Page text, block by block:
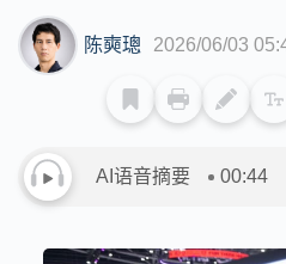
陈奭璁 2026/06/03
AI语音摘要 00:44